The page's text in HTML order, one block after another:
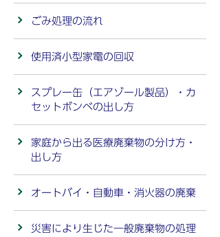
ごみ処理の流れ
使用済小型家電の回収
スプレー缶（エアゾール製品）・カ
セットボンベの出し方
家庭から出る医療廃棄物の分け方・
出し方
オートバイ・自動車・消火器の廃棄
災害により生じた一般廃棄物の処理